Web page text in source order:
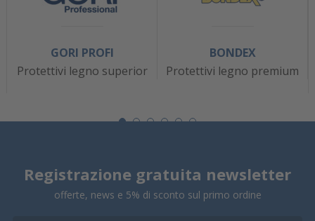
GORI PROFI
Protettivi legno superior
BONDEX
Protettivi legno premium
Registrazione gratuita newsletter
offerte, news e 5% di sconto sul primo ordine